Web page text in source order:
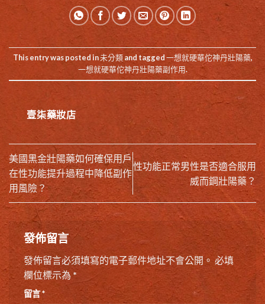
This entry was posted in未分類and tagged一想就硬華佗神丹壯陽藥,
一想就硬華佗神丹壯陽藥副作用.
壹柒藥妝店
美國黑金壯陽藥如何確保用戶
在性功能提升過程中降低副作
用風險？
性功能正常男性是否適合服用
威而鋼壯陽藥？
發佈留言
發佈留言必須填寫的電子郵件地址不會公開。 必填
欄位標示為 *
留言*